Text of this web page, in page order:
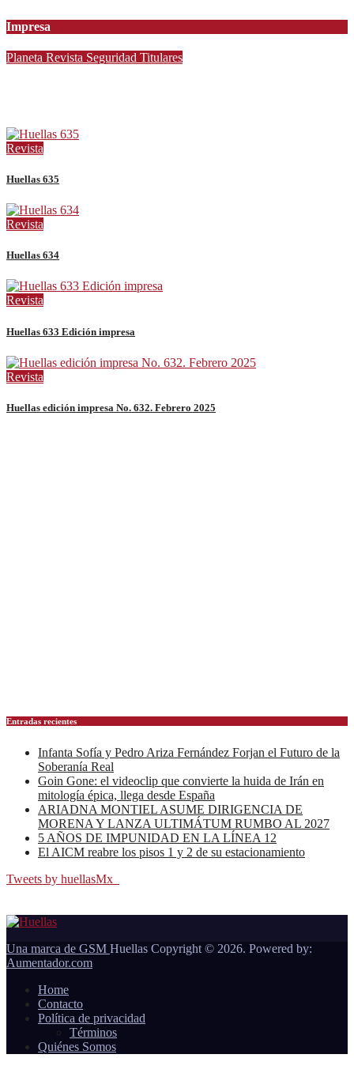
Impresa
Planeta Revista Seguridad Titulares
Revista
Huellas 635
Revista
Huellas 634
Revista
Huellas 633 Edición impresa
Revista
Huellas edición impresa No. 632. Febrero 2025
Entradas recientes
Infanta Sofía y Pedro Ariza Fernández Forjan el Futuro de la
Soberanía Real
Goin Gone: el videoclip que convierte la huida de Irán en
mitología épica, llega desde España
ARIADNA MONTIEL ASUME DIRIGENCIA DE
MORENA Y LANZA ULTIMÁTUM RUMBO AL 2027
5 AÑOS DE IMPUNIDAD EN LA LÍNEA 12
El AICM reabre los pisos 1 y 2 de su estacionamiento
Tweets by huellasMx_
Una marca de GSM Huellas Copyright © 2026. Powered by:
Aumentador.com
Home
Contacto
Política de privacidad
Términos
Quiénes Somos